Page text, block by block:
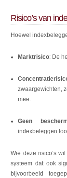
Risico’s van
Hoewel
Marktrisico: De
zwaargewichten,
mee.
Geen
indexbeleggen
Wie deze risico’s
systeem dat ook
bijvoorbeeld